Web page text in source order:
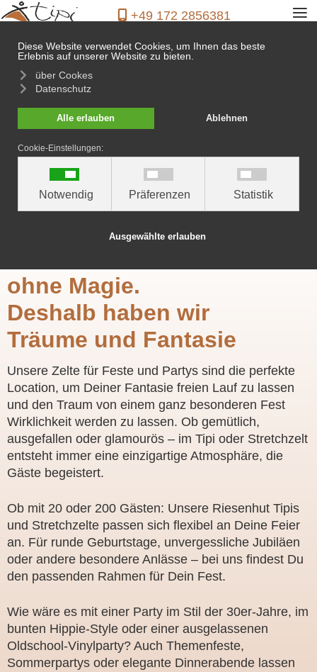
Diese Website verwendet Cookies, um Ihnen das beste
Erlebnis auf unserer Website zu bieten.
über Cookes
Datenschutz
Alle erlauben Ablehnen
Cookie-Einstellungen:
Notwendig Präferenzen Statistik
Ausgewählte erlauben
+49 172 2856381 ≡
Feste & Partys
ohne Magie.
Deshalb haben wir
Träume und Fantasie
Unsere Zelte für Feste und Partys sind die perfekte
Location, um Deiner Fantasie freien Lauf zu lassen
und den Traum von einem ganz besonderen Fest
Wirklichkeit werden zu lassen. Ob gemütlich,
ausgefallen oder glamourös – im Tipi oder Stretchzelt
entsteht immer eine einzigartige Atmosphäre, die
Gäste begeistert.
Ob mit 20 oder 200 Gästen: Unsere Riesenhut Tipis
und Stretchzelte passen sich flexibel an Deine Feier
an. Für runde Geburtstage, unvergessliche Jubiläen
oder andere besondere Anlässe – bei uns findest Du
den passenden Rahmen für Dein Fest.
Wie wäre es mit einer Party im Stil der 30er-Jahre, im
bunten Hippie-Style oder einer ausgelassenen
Oldschool-Vinylparty? Auch Themenfeste,
Sommerpartys oder elegante Dinnerabende lassen